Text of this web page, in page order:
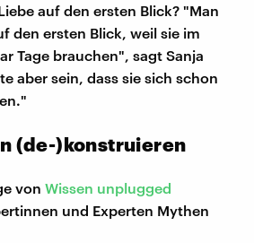
auf den ersten Blick? "Man
den ersten Blick, weil sie im
Tage brauchen", sagt Sanja
aber sein, dass sie sich schon
(de-)konstruieren
von Wissen unplugged
und Experten Mythen